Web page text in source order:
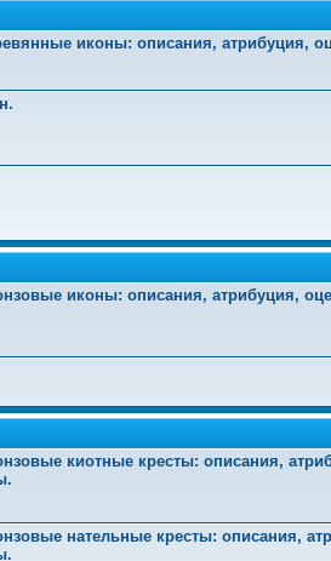
иконы: описания, атрибуция,
иконы: описания, атрибуция,
киотные кресты: описания,
нательные кресты: описания,